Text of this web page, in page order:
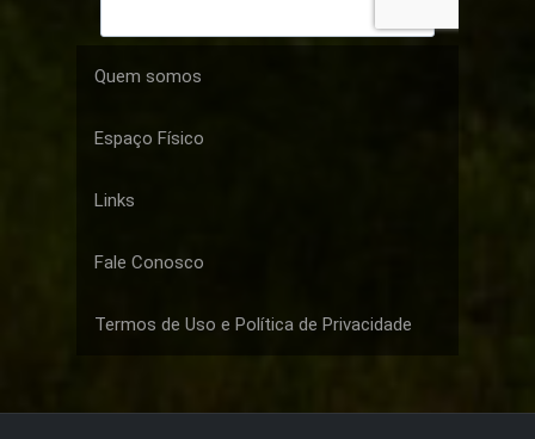
Quem somos
Espaço Físico
Links
Fale Conosco
Termos de Uso e Política de Privacidade